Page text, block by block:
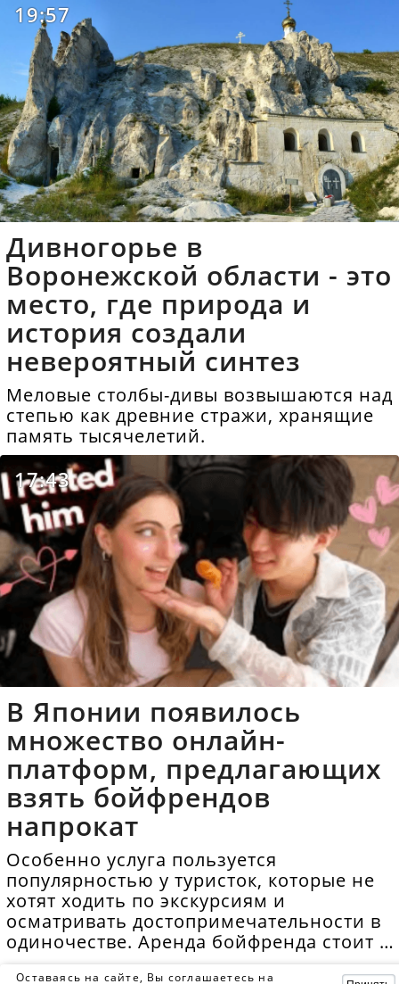
19:57
Дивногорье в
Воронежской области - это
место, где природа и
история создали
невероятный синтез
Меловые столбы-дивы возвышаются над
степью как древние стражи, хранящие
память тысячелетий.
17:43
В Японии появилось
множество онлайн-
платформ, предлагающих
взять бойфрендов
напрокат
Особенно услуга пользуется
популярностью у туристок, которые не
хотят ходить по экскурсиям и
осматривать достопримечательности в
одиночестве. Аренда бойфренда стоит в
Оставаясь на сайте, Вы соглашаетесь на